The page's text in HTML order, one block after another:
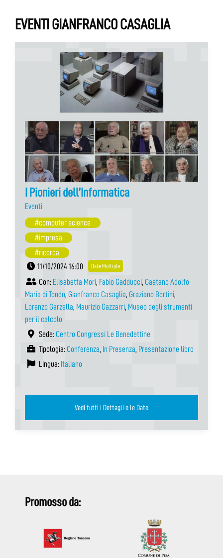
EVENTI GIANFRANCO CASAGLIA
I Pionieri dell’Informatica
Eventi
#computer science
#impresa
#ricerca
11/10/2024 16:00
Date Multiple
Con: Elisabetta Mori, Fabio Gadducci, Gaetano Adolfo
Maria di Tondo, Gianfranco Casaglia, Graziano Bertini,
Lorenzo Garzella, Maurizio Gazzarri, Museo degli strumenti
per il calcolo
Sede: Centro Congressi Le Benedettine
Tipologia: Conferenza, In Presenza, Presentazione libro
Lingua: Italiano
Vedi tutti i Dettagli e le Date
Promosso da: